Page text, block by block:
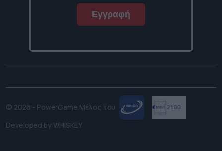
Εγγραφή
© 2026 - PowerGame.Μέλος του
Developed by WHISKEY